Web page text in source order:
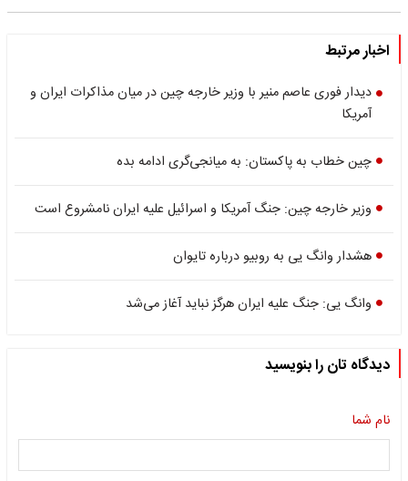
اخبار مرتبط
دیدار فوری عاصم منیر با وزیر خارجه چین در میان مذاکرات ایران و
آمریکا
چین خطاب به پاکستان: به میانجی‌گری ادامه بده
وزیر خارجه چین: جنگ آمریکا و اسرائیل علیه ایران نامشروع است
هشدار وانگ یی به روبیو درباره تایوان
وانگ یی: جنگ علیه ایران هرگز نباید آغاز می‌شد
دیدگاه تان را بنویسید
نام شما